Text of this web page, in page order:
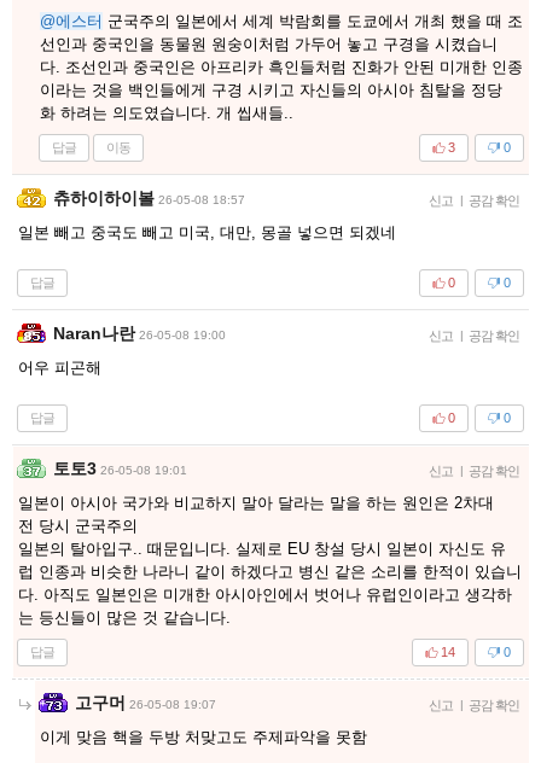
@에스터 군국주의 일본에서 세계 박람회를 도쿄에서 개최 했을 때 조
선인과 중국인을 동물원 원숭이처럼 가두어 놓고 구경을 시켰습니
다. 조선인과 중국인은 아프리카 흑인들처럼 진화가 안된 미개한 인종
이라는 것을 백인들에게 구경 시키고 자신들의 아시아 침탈을 정당
화 하려는 의도였습니다. 개 씹새들..
답글 이동 0
3
츄하이하이볼 26-05-08 18:57 신고 | 공감 확인
일본 빼고 중국도 빼고 미국, 대만, 몽골 넣으면 되겠네
답글 0
0
Naran나란 26-05-08 19:00 신고 | 공감 확인
어우 피곤해
답글 0
0
토토3 26-05-08 19:01 신고 | 공감 확인
일본이 아시아 국가와 비교하지 말아 달라는 말을 하는 원인은 2차대
전 당시 군국주의
일본의 탈아입구.. 때문입니다. 실제로 EU 창설 당시 일본이 자신도 유
럽 인종과 비슷한 나라니 같이 하겠다고 병신 같은 소리를 한적이 있습니
다. 아직도 일본인은 미개한 아시아인에서 벗어나 유럽인이라고 생각하
는 등신들이 많은 것 같습니다.
답글 0
14
고구머 26-05-08 19:07 신고 | 공감 확인
이게 맞음 핵을 두방 처맞고도 주제파악을 못함